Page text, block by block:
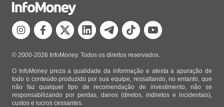
© 2000-2026 InfoMoney. Todos os direitos reservados.
O InfoMoney preza a qualidade da informação e atesta a apuração de
todo o conteúdo produzido por sua equipe, ressaltando, no entanto, que
não faz qualquer tipo de recomendação de investimento, não se
responsabilizando por perdas, danos (diretos, indiretos e incidentais),
custos e lucros cessantes.